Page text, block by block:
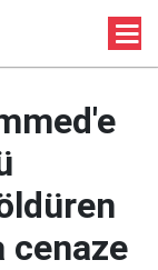
cenaze